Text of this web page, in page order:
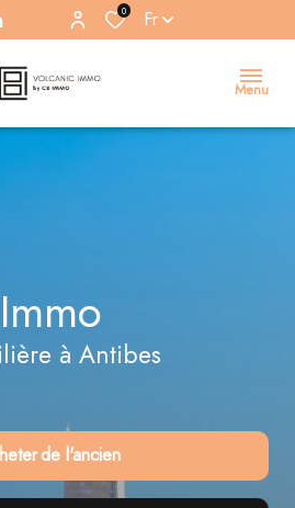
0 Fr
Menu
à Antibes
de l'ancien